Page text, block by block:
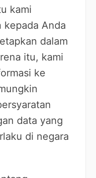
kami
kepada Anda
dalam
itu, kami
ke
data yang
di negara